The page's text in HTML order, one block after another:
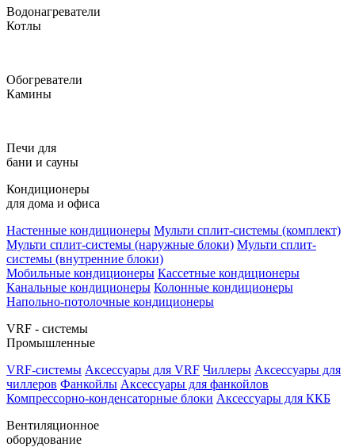
Водонагреватели
Котлы
Обогреватели
Камины
Печи для
бани и сауны
Кондиционеры
для дома и офиса
Настенные кондиционеры Мульти сплит-системы (комплект)
Мульти сплит-системы (наружные блоки) Мульти сплит-
системы (внутренние блоки)
Мобильные кондиционеры Кассетные кондиционеры
Канальные кондиционеры Колонные кондиционеры
Напольно-потолочные кондиционеры
VRF - системы
Промышленные
VRF-системы Аксессуары для VRF Чиллеры Аксессуары для
чиллеров Фанкойлы Аксессуары для фанкойлов
Компрессорно-конденсаторные блоки Аксессуары для ККБ
Вентиляционное
оборудование